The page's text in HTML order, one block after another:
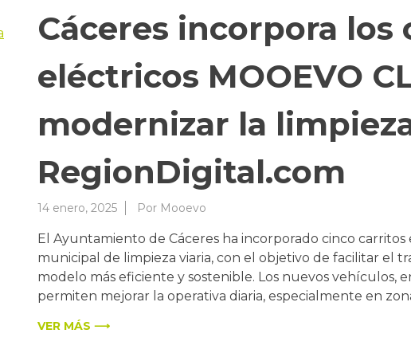
Cáceres incorpora los
eléctricos MOOEVO
modernizar la
RegionDigital.com
14 enero, 2025 Por Mooevo
El Ayuntamiento de Cáceres ha incorporado cinco carritos
municipal de limpieza viaria, con el objetivo de facilitar el
modelo más eficiente y sostenible. Los nuevos vehículos,
permiten mejorar la operativa diaria, especialmente en
VER MÁS ⟶